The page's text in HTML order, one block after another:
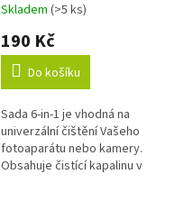
Průměrné
hodnocení
produktu
5,0
5
hvězdiček.
Skladem (>5 ks)
190 Kč
Do košíku
Sada 6-in-1 je vhodná na
univerzální čištění Vašeho
fotoaparátu nebo kamery.
Obsahuje čistící kapalinu v